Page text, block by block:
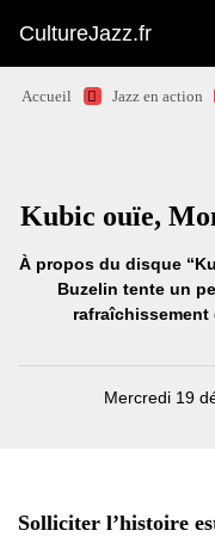
CultureJazz.fr
Accueil Jazz en action
Kubic ouïe,
À propos du disque
Buzelin tente un
rafraîchissement
Mercredi 19
Solliciter l’histoire